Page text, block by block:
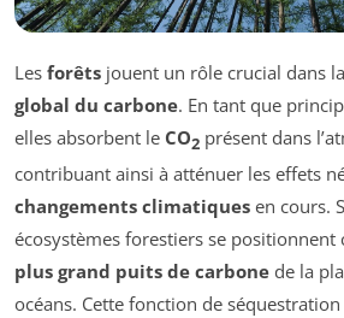
Les forêts jouent un rôle crucial dans
global du carbone. En tant que
elles absorbent le CO2 présent dans
contribuant ainsi à atténuer les effets
changements climatiques en cours.
écosystèmes forestiers se positionnent
plus grand puits de carbone de la
océans. Cette fonction de